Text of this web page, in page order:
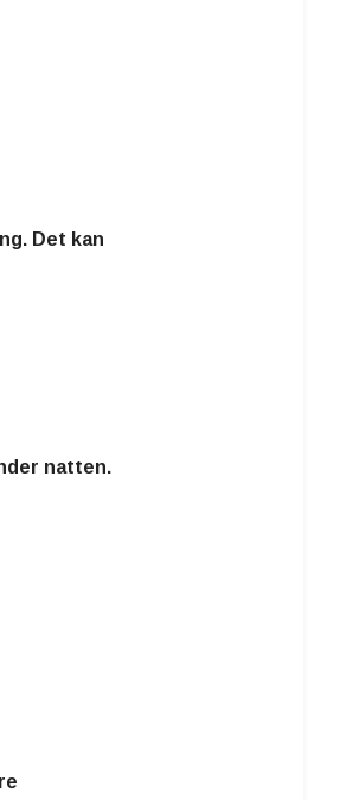
Det kan
natten.